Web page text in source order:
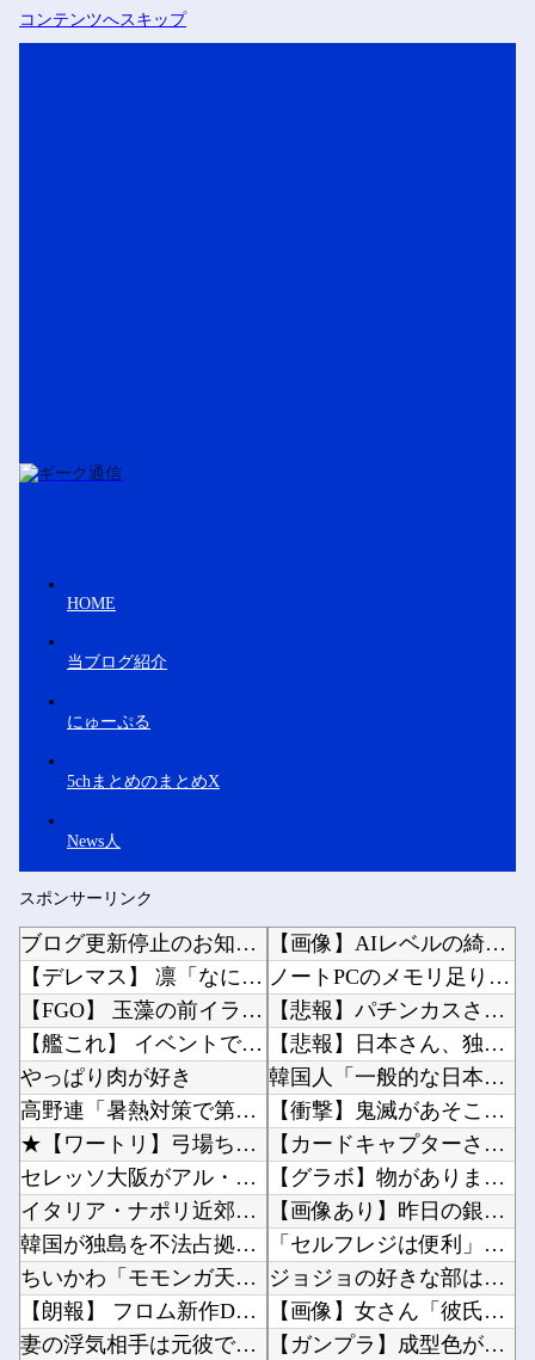
コンテンツへスキップ
HOME
当ブログ紹介
にゅーぷる
5chまとめのまとめX
News人
スポンサーリンク
ブログ更新停止のお知らせ
【デレマス】 凛「なにこれ、蒼穹のファフナー？」モバP「資料だから見といてくれ」
【FGO】 玉藻の前イラスト！！ 表情たまらん///////
【艦これ】 イベントで弱っている提督にご奉仕鹿島描いたでち
やっぱり肉が好き
高野連「暑熱対策で第2試合は13:30プレイボールや！」
★【ワートリ】弓場ちゃんがグラスホッパーでピョンピョン飛んでるところ想像するとジワジワくる...
セレッソ大阪がアル・アハリからシリア代表FWパブロ・サバックを獲得へ 2025年のKリーグ...
イタリア・ナポリ近郊で過去40年で最大規模の地震「M4.7」の揺れを観測
韓国が独島を不法占拠？…日本の高校新教科書、また強引な主張＝韓国の反応
ちいかわ「モモンガ天誅編」始まる
【朗報】 フロム新作Duskbloods、ネットワークテストキタ━━━━(゜∀゜)━━━━...
妻の浮気相手は元彼で双方本気だった。妻はさっさと家を出て行った。愛する元彼との第二の人生が...
【画像】AIレベルの綺麗すぎるプロポーズ花火が打ち上がる㊗?他
ノートPCのメモリ足りない他
【悲報】パチンカスさん「客のデータを収集し出玉を全て管理。それがホールコンピューター」他
【悲報】日本さん、独身男が増えまくり終わる他
韓国人「一般的な日本人が考えていることがこちら…」→「えっ？？？？？？？？？？？？？？？？...
【衝撃】鬼滅があそこまでヒットしたのってやっぱ「ノイズ」が一切無いからよなｗｗｗｗｗｗｗｗ...
【カードキャプターさくら】コトブキヤ「木之本桜 [包囲(シージュ)]コスチュームVer.」...
【グラボ】物がありません返金は今後あり得ると思ってるのでサブの用意はしておこうな他
【画像あり】昨日の銀だこ、「88人しか買えない88円」に大行列をなす都民コチラｗｗｗｗｗ他
「セルフレジは便利」のはずだったのに…誰もが感じる「使いづらさ」がなくならないワケ他
ジョジョの好きな部は？？？他
【画像】女さん「彼氏が強制わいせつで捕まって謝罪の手紙が来た」ﾊﾟｼｬｯ他
【ガンプラ】成型色が変なキットと言えばHGローゼンズール他